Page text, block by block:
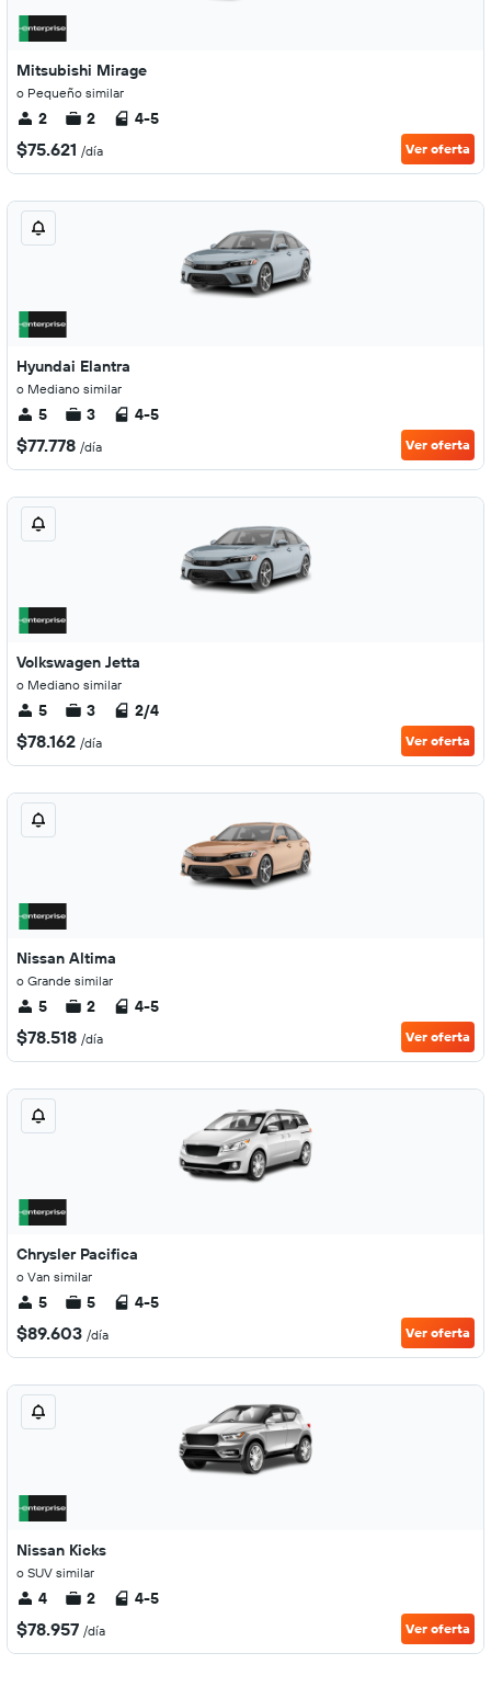
Mitsubishi Mirage
o Pequeño similar
2 2 4-5
$75.621 /día Ver oferta
Hyundai Elantra
o Mediano similar
5 3 4-5
$77.778 /día Ver oferta
Volkswagen Jetta
o Mediano similar
5 3 2/4
$78.162 /día Ver oferta
Nissan Altima
o Grande similar
5 2 4-5
$78.518 /día Ver oferta
Chrysler Pacifica
o Van similar
5 5 4-5
$89.603 /día Ver oferta
Nissan Kicks
o SUV similar
4 2 4-5
$78.957 /día Ver oferta